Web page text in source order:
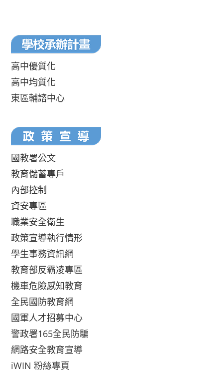
高中優質化
高中均質化
東區輔諮中心
國教署公文
教育儲蓄專戶
內部控制
資安專區
職業安全衛生
政策宣導執行情形
學生事務資訊網
教育部反霸凌專區
機車危險感知教育
全民國防教育網
國軍人才招募中心
警政署165全民防騙
網路安全教育宣導
iWIN 粉絲專頁